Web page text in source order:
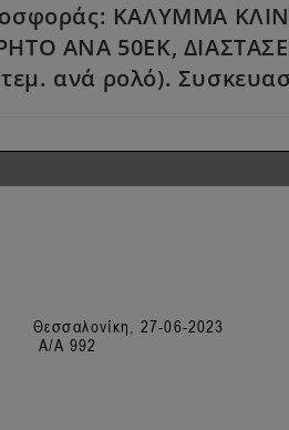
ΚΑΛΥΜΜΑ
ΑΝΑ 50ΕΚ,
ανά ρολό).